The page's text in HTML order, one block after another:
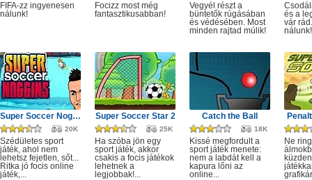
FIFA-zz ingyenesen
nálunk!
Focizz most még
fantasztikusabban!
Vegyél részt a
büntetők rúgásában
és védésében. Most
minden rajtad múlik!
és a
vár
nálunk!
Super Soccer Noggins Xmas
20K
Szédületes sport
játék, ahol nem
lehetsz fejetlen, sőt...
Ritka jó focis online
játék,...
Super Soccer Star 2
25K
Ha szóba jön egy
sport játék, akkor
csakis a focis játékok
lehetnek a
legjobbak!...
Catch the Ball
18K
Kissé megfordult a
sport játék menete:
nem a labdát kell a
kapura lőni az
online...
Ne